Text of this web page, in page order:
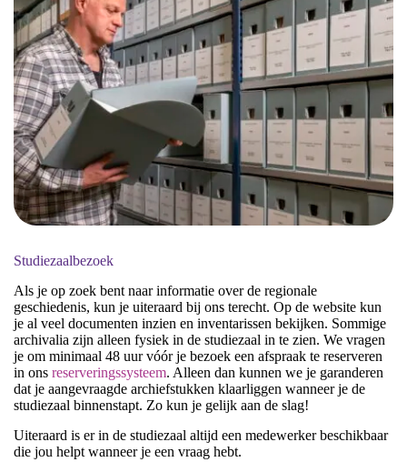
Studiezaalbezoek
Als je op zoek bent naar informatie over de regionale
geschiedenis, kun je uiteraard bij ons terecht. Op de website kun
je al veel documenten inzien en inventarissen bekijken. Sommige
archivalia zijn alleen fysiek in de studiezaal in te zien. We vragen
je om minimaal 48 uur vóór je bezoek een afspraak te reserveren
in ons reserveringssysteem. Alleen dan kunnen we je garanderen
dat je aangevraagde archiefstukken klaarliggen wanneer je de
studiezaal binnenstapt. Zo kun je gelijk aan de slag!
Uiteraard is er in de studiezaal altijd een medewerker beschikbaar
die jou helpt wanneer je een vraag hebt.